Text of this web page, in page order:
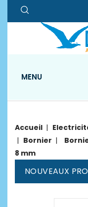
MENU
Accueil
Bornier
8 mm
NOUVEAUX